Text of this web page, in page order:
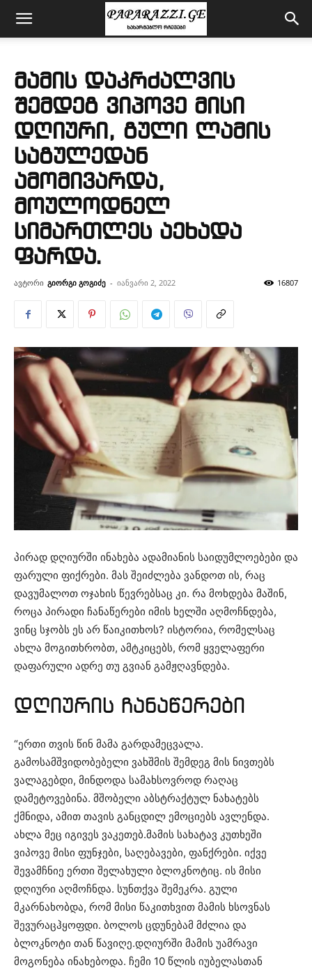
მამის დაკრძალვის
შემდეგ ვიპოვე მისი
დღიური, გული ლამის
საგულედან
ამომივარდა,
მოულოდნელ
სიმართლეს აეხადა
ფარდა.
ავტორი გიორგი გოგიძე - იანვარი 2, 2022 16807
პირად დღიურში ინახება ადამიანის საიდუმლოებები და
ფარული ფიქრები. მას შეიძლება ვანდოთ ის, რაც
დავუმალოთ ოჯახის წევრებსაც კი. რა მოხდება მაშინ,
როცა პირადი ჩანაწერები იმის ხელში აღმოჩნდება,
ვინც სჯობს ეს არ წაიკითხოს? ისტორია, რომელსაც
ახლა მოგითხრობთ, ამტკიცებს, რომ ყველაფერი
დაფარული ადრე თუ გვიან გამჟღავნდება.
დღიურის ჩანაწერები
“ერთი თვის წინ მამა გარდამეცვალა.
გამოსამშვიდობებელი ვახშმის შემდეგ მის ნივთებს
ვალაგებდი, მინდოდა სამახსოვროდ რაღაც
დამეტოვებინა. მშობელი აბსტრაქტულ ნახატებს
ქმნიდა, ამით თავის განცდილ ემოციებს ავლენდა.
ახლა მეც იგივეს ვაკეთებ.მამის სახატავ კუთხეში
ვიპოვე მისი ფუნჯები, საღებავები, ფანქრები. იქვე
შევამჩნიე ერთი შელახული ბლოკნოტიც. ის მისი
დღიური აღმოჩნდა. სუნთქვა შემეკრა. გული
მკარნახობდა, რომ მისი წაკითხვით მამის ხსოვნას
შევურაცჰყოფდი. ბოლოს ცდუნებამ მძლია და
ბლოკნოტი თან წავიღე.დღიურში მამის უამრავი
მოგონება ინახებოდა. ჩემი 10 წლის იუბელასთან